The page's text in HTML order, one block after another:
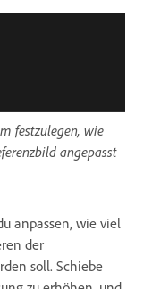
festzulegen, wie
angepasst
anpassen, wie viel
der
soll. Schiebe